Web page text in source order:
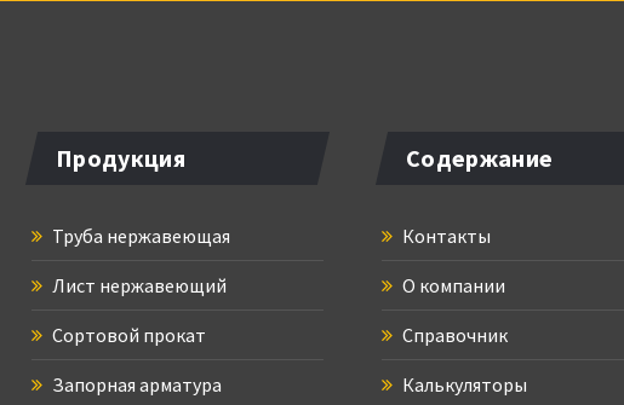
Продукция
Труба нержавеющая
Лист нержавеющий
Сортовой прокат
Запорная арматура
Содержание
Контакты
О компании
Справочник
Калькуляторы